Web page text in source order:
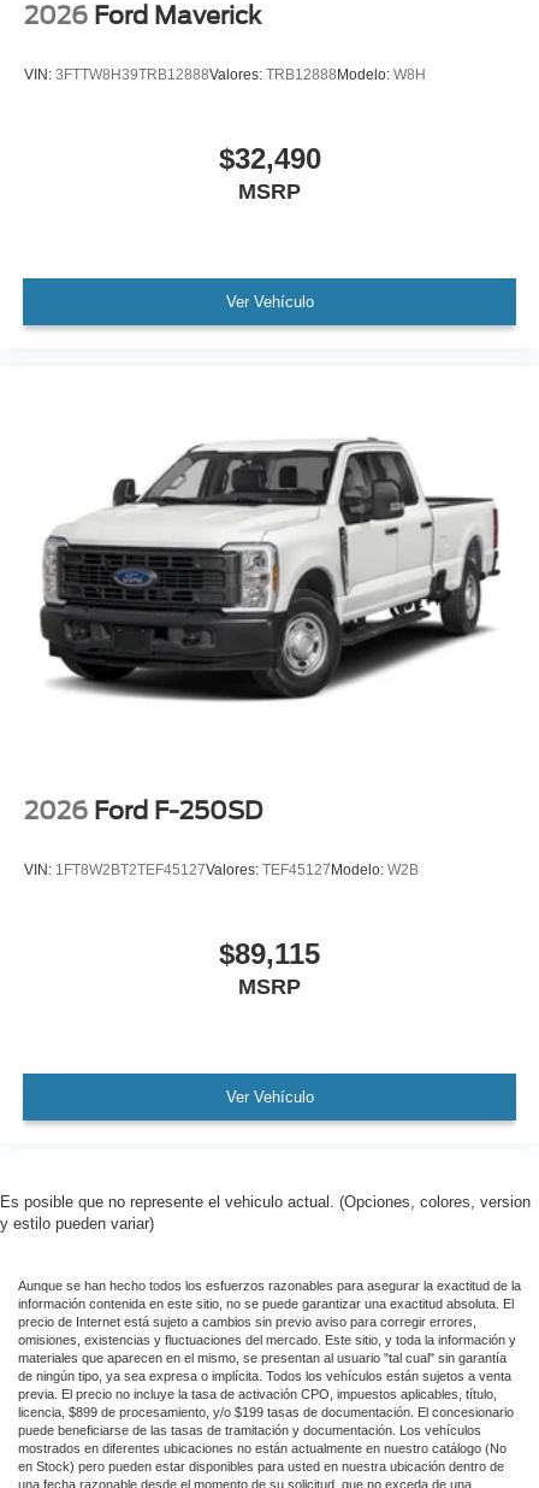
2026 Ford Maverick
VIN: 3FTTW8H39TRB12888Valores: TRB12888 Modelo: W8H
$32,490
MSRP
Ver Vehículo
2026 Ford F-250SD
VIN: 1FT8W2BT2TEF45127Valores: TEF45127 Modelo: W2B
$89,115
MSRP
Ver Vehículo
Es posible que no represente el vehiculo actual. (Opciones, colores, version
y estilo pueden variar)
Aunque se han hecho todos los esfuerzos razonables para asegurar la exactitud de la
información contenida en este sitio, no se puede garantizar una exactitud absoluta. El
precio de Internet está sujeto a cambios sin previo aviso para corregir errores,
omisiones, existencias y fluctuaciones del mercado. Este sitio, y toda la información y
materiales que aparecen en el mismo, se presentan al usuario "tal cual" sin garantía
de ningún tipo, ya sea expresa o implícita. Todos los vehículos están sujetos a venta
previa. El precio no incluye la tasa de activación CPO, impuestos aplicables, título,
licencia, $899 de procesamiento, y/o $199 tasas de documentación. El concesionario
puede beneficiarse de las tasas de tramitación y documentación. Los vehículos
mostrados en diferentes ubicaciones no están actualmente en nuestro catálogo (No
en Stock) pero pueden estar disponibles para usted en nuestra ubicación dentro de
una fecha razonable desde el momento de su solicitud, que no exceda de una